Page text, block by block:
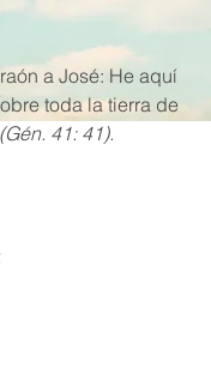
a José: He aquí
toda la tierra de
41: 41).